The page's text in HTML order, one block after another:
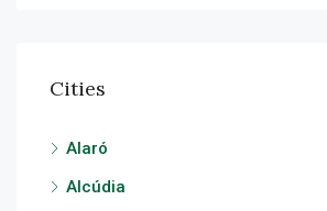
Cities
Alaró
Alcúdia